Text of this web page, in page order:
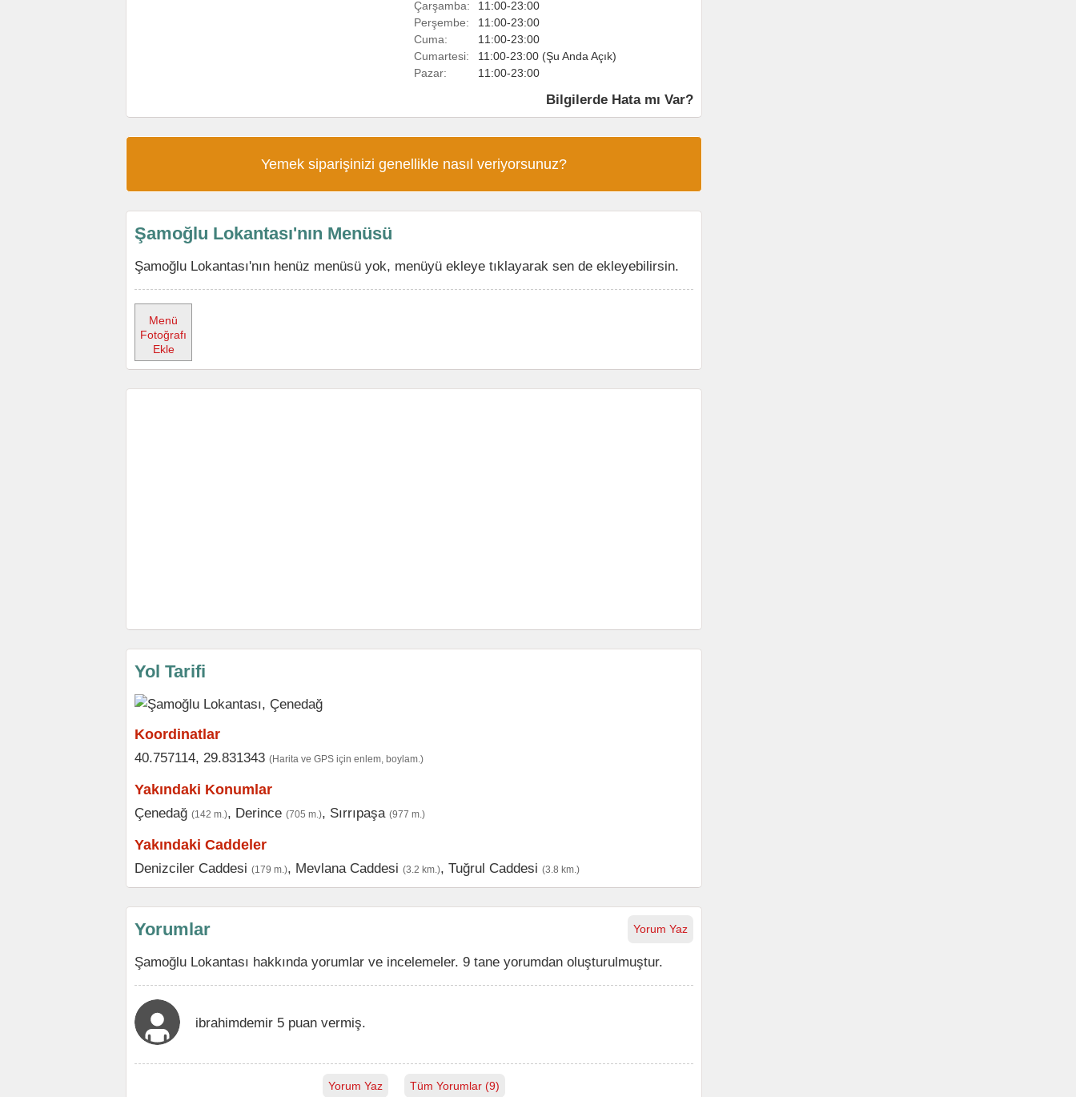
Çarşamba:
11:00-23:00
Perşembe:
11:00-23:00
Cuma:
11:00-23:00
Cumartesi:
11:00-23:00 (Şu Anda Açık)
Pazar:
11:00-23:00
Bilgilerde Hata mı Var?
Yemek siparişinizi genellikle nasıl veriyorsunuz?
Şamoğlu Lokantası'nın Menüsü
Şamoğlu Lokantası'nın henüz menüsü yok, menüyü ekleye tıklayarak sen de ekleyebilirsin.
Menü
Fotoğrafı
Ekle
Yol Tarifi
Koordinatlar
40.757114, 29.831343 (Harita ve GPS için enlem, boylam.)
Yakındaki Konumlar
Çenedağ (142 m.), Derince (705 m.), Sırrıpaşa (977 m.)
Yakındaki Caddeler
Denizciler Caddesi (179 m.), Mevlana Caddesi (3.2 km.), Tuğrul Caddesi (3.8 km.)
Yorum Yaz
Yorumlar
Şamoğlu Lokantası hakkında yorumlar ve incelemeler. 9 tane yorumdan oluşturulmuştur.
ibrahimdemir 5 puan vermiş.
Yorum Yaz Tüm Yorumlar (9)